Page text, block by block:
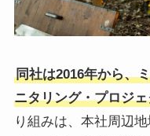
同社は2016年から、
ニタリング・プロジ
り組みは、本社周辺